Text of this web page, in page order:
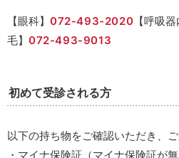
【眼科】 072-493-2020 【呼吸
毛】 072-493-9013
初めて受診される方
以下の持ち物をご確認いただき、
・マイナ保険証（マイナ保険証が